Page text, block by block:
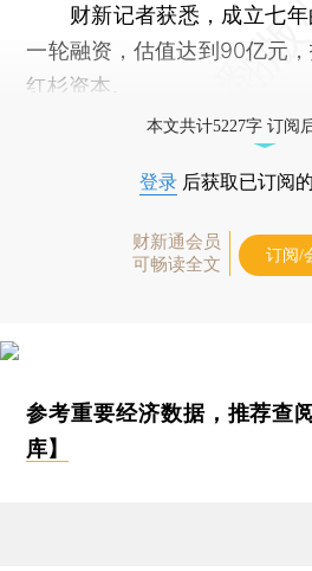
财新记者获悉，成立七年
一轮融资，估值达到90亿元
红杉资本。
本文共计5227字 订阅
登录 后获取已订阅
财新通会员
可畅读全文
订阅/
参考重要经济数据，推荐查阅
库】